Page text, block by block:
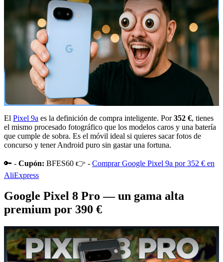
El Pixel 9a es la definición de compra inteligente. Por352 €, tienes
el mismo procesado fotográfico que los modelos caros y una batería
que cumple de sobra. Es el móvil ideal si quieres sacar fotos de
concurso y tener Android puro sin gastar una fortuna.
🔑 - Cupón: BFES60 👉 - Comprar Google Pixel 9a por 352 € en
AliExpress
Google Pixel 8 Pro — un gama alta
premium por 390 €